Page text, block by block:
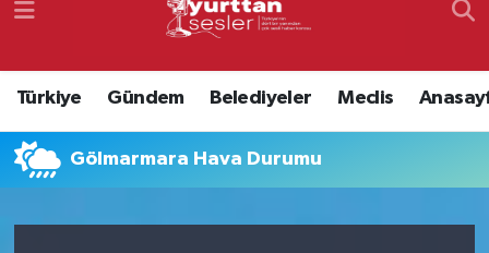
Türkiye Gündem Belediyeler Meclis
Gölmarmara Hava Durumu
Süper Lig Puan Durumu ve Fikstür
Tüm Manşetler
Son Dakika Haberleri